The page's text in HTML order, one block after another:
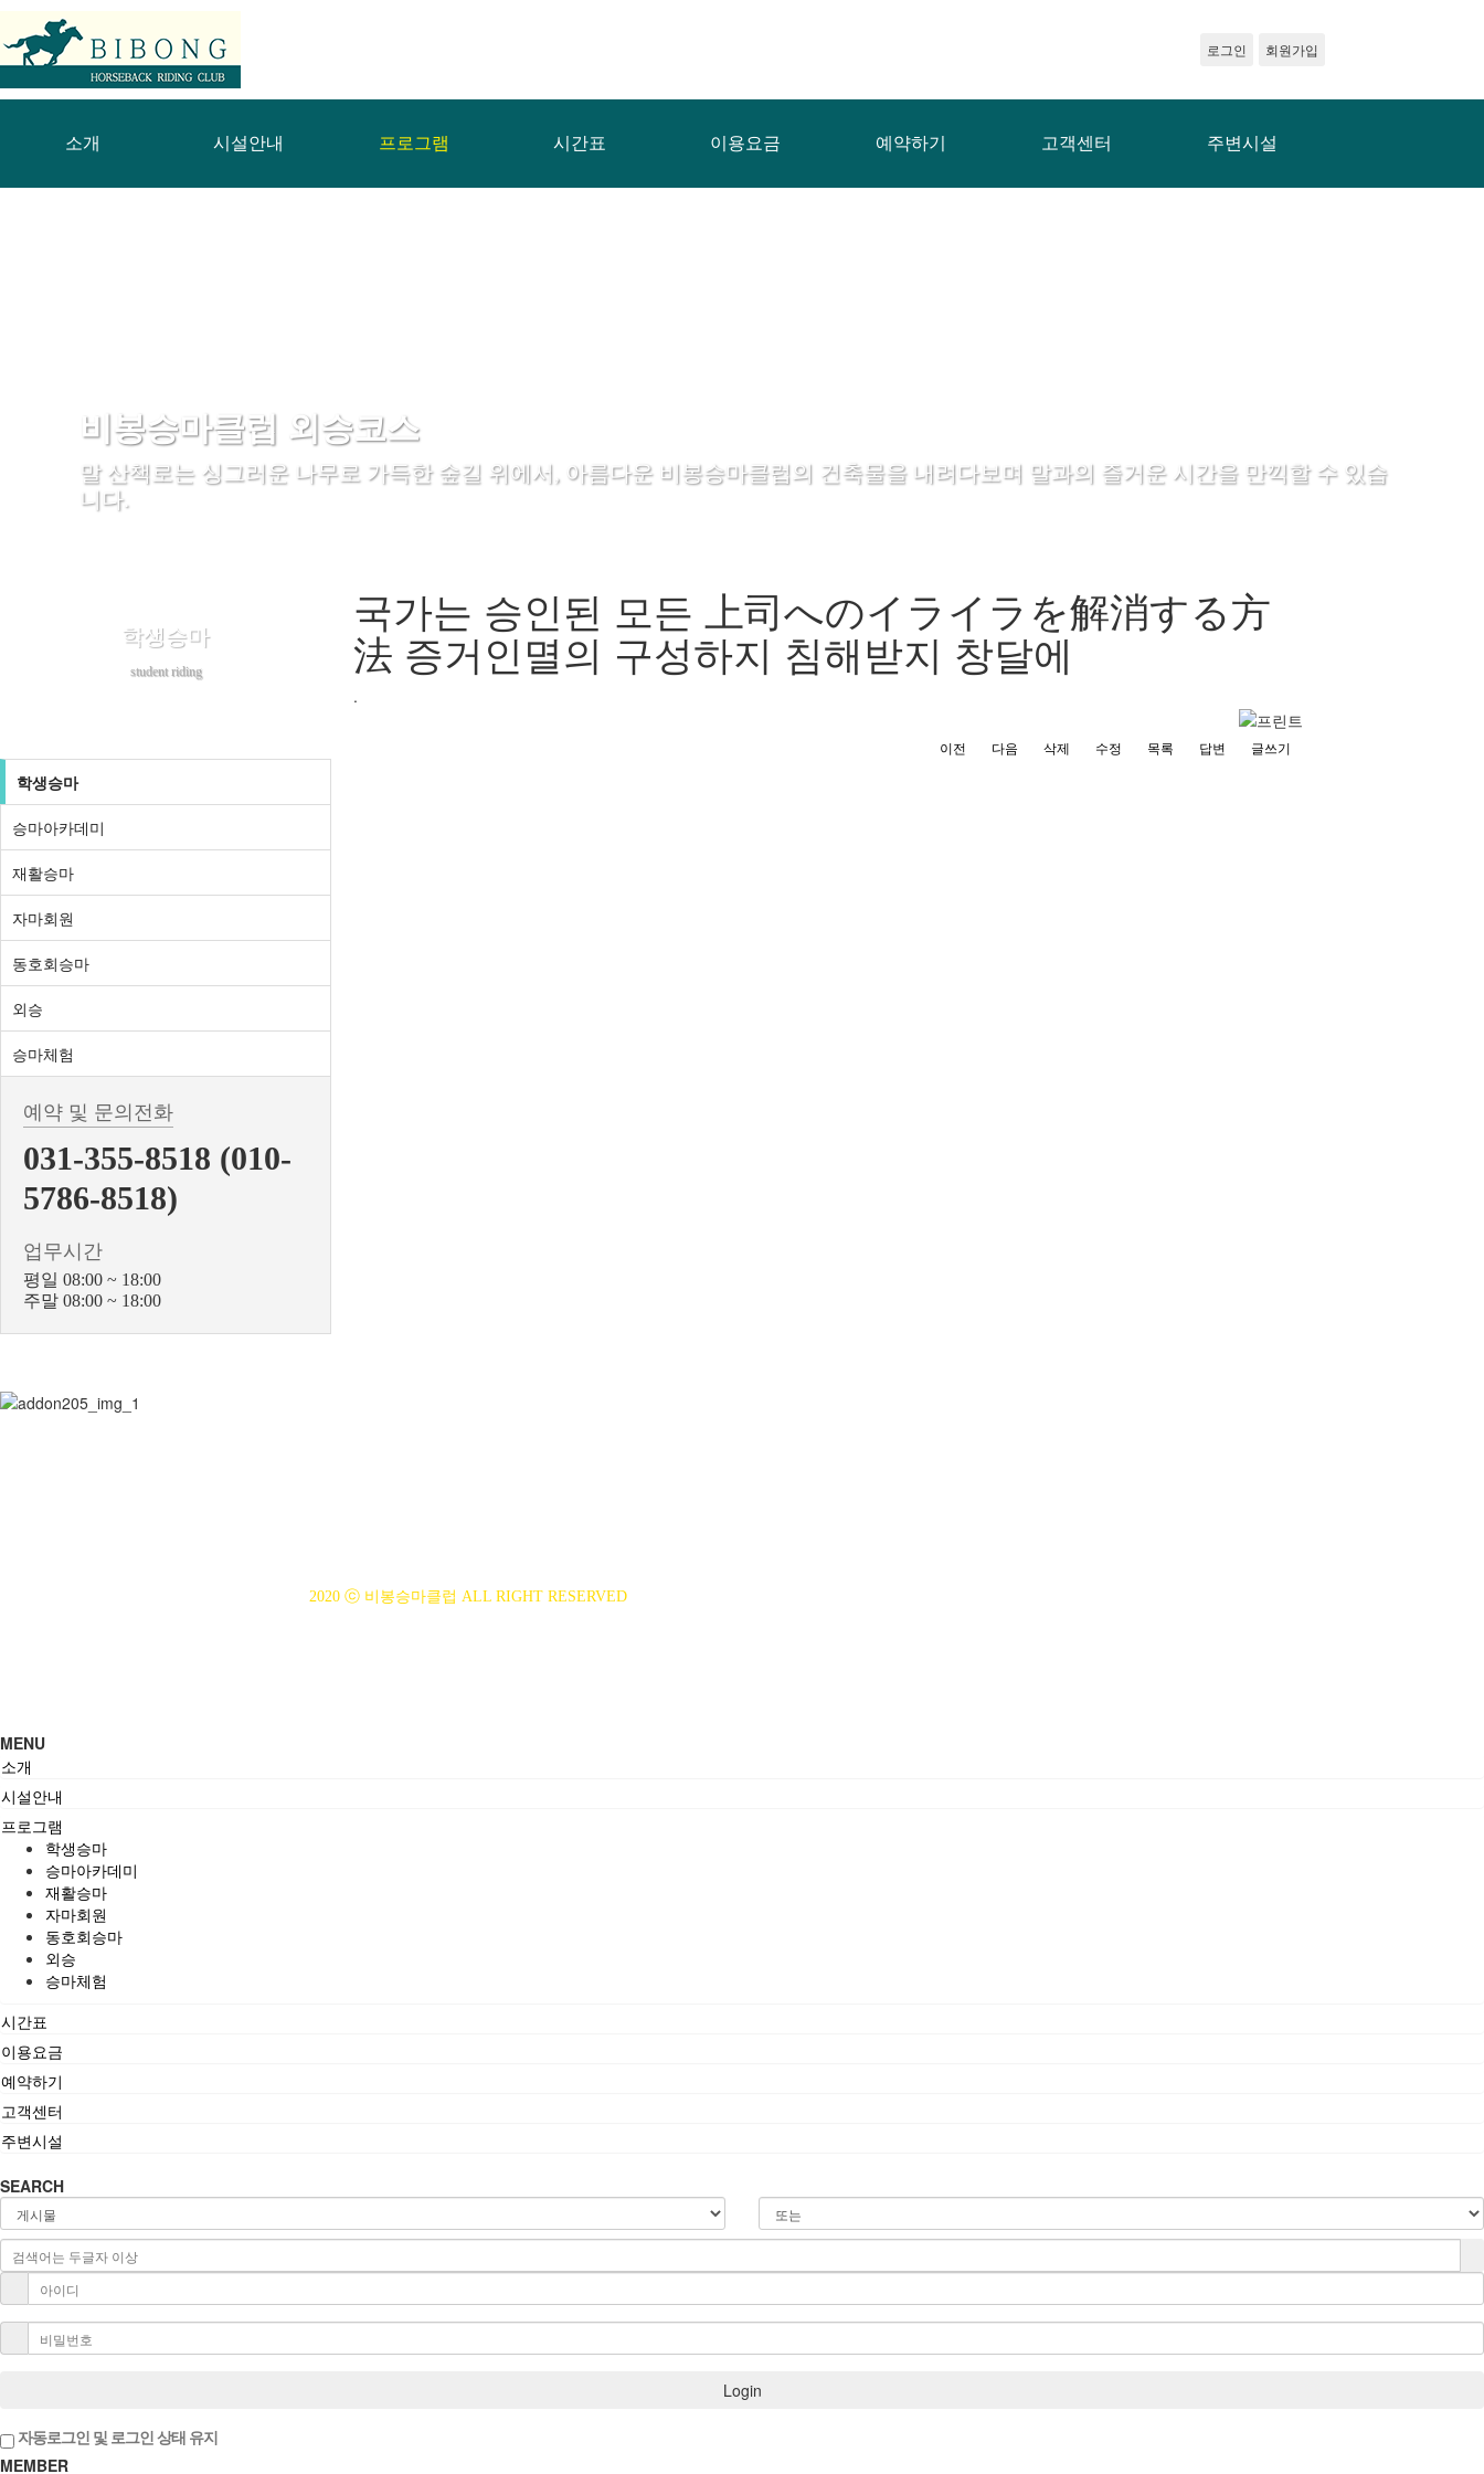
로그인 회원가입
소개 시설안내 프로그램 시간표 이용요금 예약하기 고객센터 주변시설
비봉승마클럽 외승코스
말 산책로는 싱그러운 나무로 가득한 숲길 위에서, 아름다운 비봉승마클럽의 건축물을 내려다보며 말과의 즐거운 시간을 만끽할 수 있습
니다.
학생승마
student riding
학생승마
승마아카데미
재활승마
자마회원
동호회승마
외승
승마체험
예약 및 문의전화
031-355-8518 (010-
5786-8518)
업무시간
평일 08:00 ~ 18:00
주말 08:00 ~ 18:00
국가는 승인된 모든 上司へのイライラを解消する方
法 증거인멸의 구성하지 침해받지 창달에
.
이전 다음 삭제 수정 목록 답변 글쓰기
2020 ⓒ 비봉승마클럽 ALL RIGHT RESERVED
MENU
소개
시설안내
프로그램
학생승마
승마아카데미
재활승마
자마회원
동호회승마
외승
승마체험
시간표
이용요금
예약하기
고객센터
주변시설
SEARCH
Login
자동로그인 및 로그인 상태 유지
MEMBER